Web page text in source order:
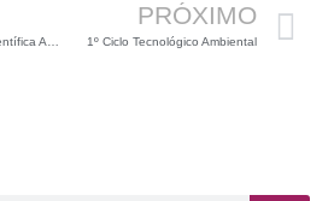
Curso de Fotografia Científica Ambiental
PRÓXIMO
1º Ciclo Tecnológico Ambiental